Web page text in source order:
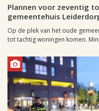
Plannen voor zeventig
gemeentehuis
Op de plek van het oude
tot tachtig woningen komen.